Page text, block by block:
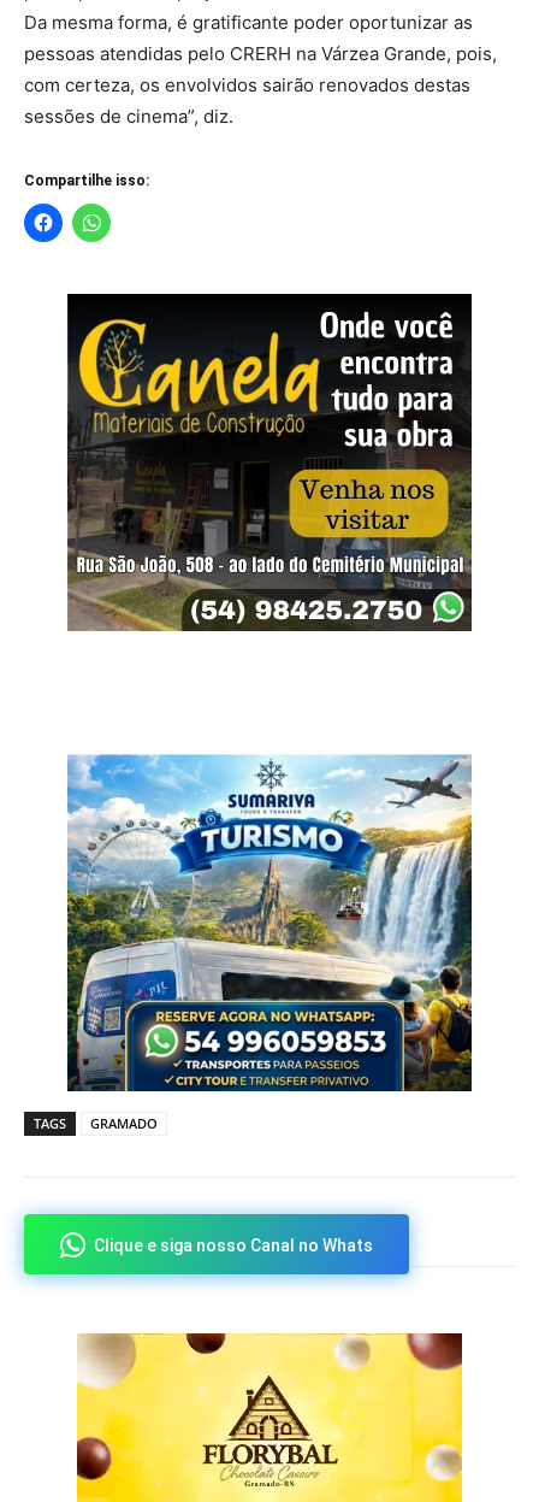
Da mesma forma, é gratificante poder oportunizar as
pessoas atendidas pelo CRERH na Várzea Grande, pois,
com certeza, os envolvidos sairão renovados destas
sessões de cinema”, diz.
Compartilhe isso:
TAGS GRAMADO
Clique e siga nosso Canal no Whats